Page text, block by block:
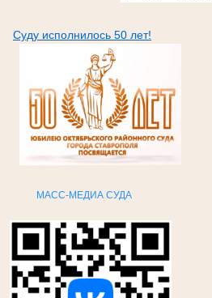
Суду исполнилось 50 лет!
МАСС-МЕДИА СУДА